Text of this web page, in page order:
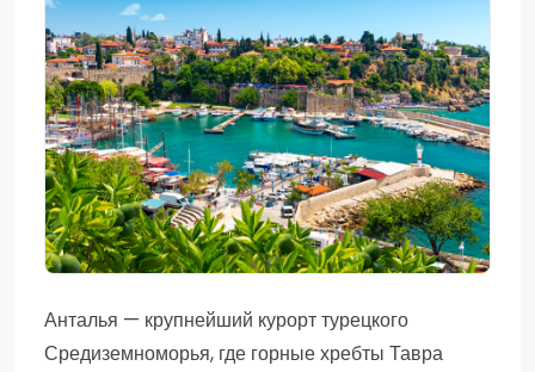
Анталья — крупнейший курорт турецкого
Средиземноморья, где горные хребты Тавра